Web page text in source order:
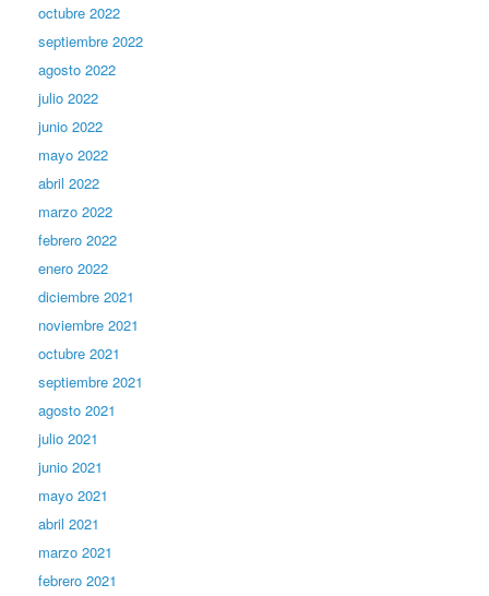
octubre 2022
septiembre 2022
agosto 2022
julio 2022
junio 2022
mayo 2022
abril 2022
marzo 2022
febrero 2022
enero 2022
diciembre 2021
noviembre 2021
octubre 2021
septiembre 2021
agosto 2021
julio 2021
junio 2021
mayo 2021
abril 2021
marzo 2021
febrero 2021